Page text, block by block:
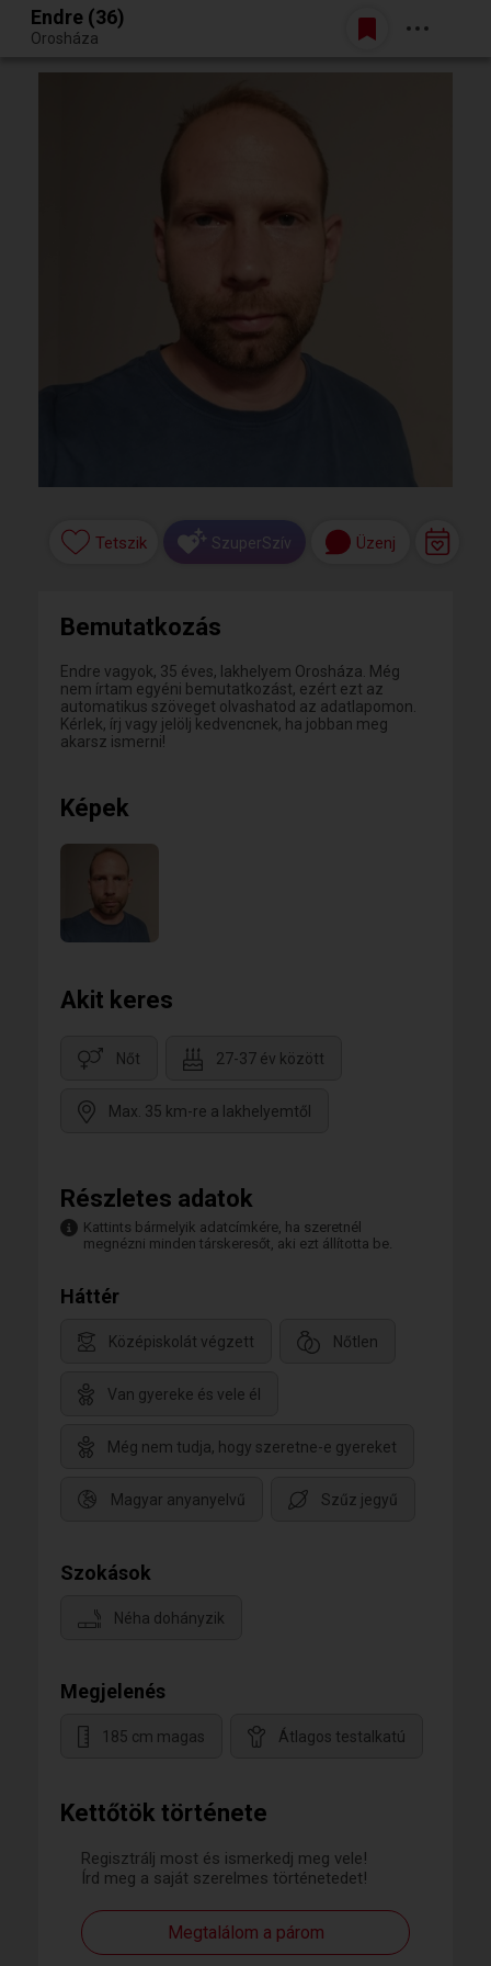
Egy jó randiból bármi lehet.
Belépés
Endre (36)
Orosháza
Kettőtök története
Regisztrálj most és ismerkedj meg vele!
Írd meg a saját szerelmes történetedet!
Megtalálom a párom
Tetszik SzuperSzív Üzenj
Bemutatkozás
Endre vagyok, 35 éves, lakhelyem Orosháza. Még
nem írtam egyéni bemutatkozást, ezért ezt az
automatikus szöveget olvashatod az adatlapomon.
Kérlek, írj vagy jelölj kedvencnek, ha jobban meg
akarsz ismerni!
Képek
Akit keres
Nőt 27-37 év között
Max. 35 km-re a lakhelyemtől
Részletes adatok
Kattints bármelyik adatcímkére, ha szeretnél
megnézni minden társkeresőt, aki ezt állította be.
Háttér
Középiskolát végzett Nőtlen
Van gyereke és vele él
Még nem tudja, hogy szeretne-e gyereket
Magyar anyanyelvű Szűz jegyű
Szokások
Néha dohányzik
Megjelenés
185 cm magas Átlagos testalkatú